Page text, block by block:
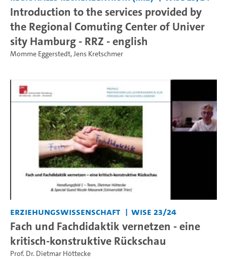
Introduction to the services provided by
the Regional Comuting Center of Univer
sity Hamburg - RRZ - english
Momme Eggerstedt,Jens Kretschmer
Erziehungswissenschaft WiSe 23/24
Fach und Fachdidaktik vernetzen - eine
kritisch-konstruktive Rückschau
Prof. Dr. Dietmar Höttecke